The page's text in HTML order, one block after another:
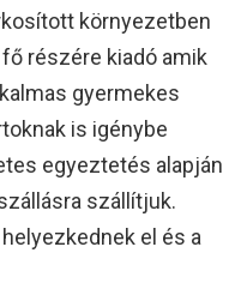
környezetben
részére kiadó amik
gyermekes
is igénybe
egyeztetés alapján
szállítjuk.
el és a